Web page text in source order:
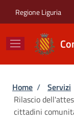
Regione Liguria
Briciole
Home / Servizi
Rilascio
cittadini